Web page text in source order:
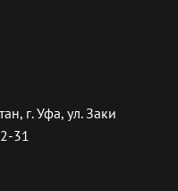
г. Уфа, ул. Заки
31